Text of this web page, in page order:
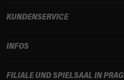
KUNDENSERVICE
INFOS
FILIALE UND SPIELSAAL IN PRAG